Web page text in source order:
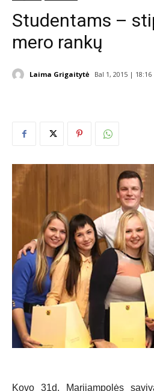
Studentams –
mero rankų
Laima Grigaitytė Bal 1, 2015 | 18:16
Kovo 31d. Marijampolės